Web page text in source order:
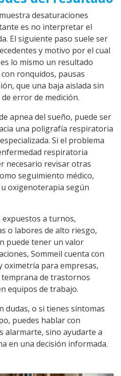
desaturaciones
es no interpretar el
El siguiente paso suele ser
y motivo por el cual
lo mismo un resultado
ronquidos, pausas
que una baja aislada sin
error de medición.
apnea del sueño, puede ser
una poligrafía respiratoria
Si el problema
respiratoria
necesario revisar otras
seguimiento médico,
oxigenoterapia según
expuestos a turnos,
o labores de alto riesgo,
puede tener un valor
Sommeil cuenta con
oximetría para empresas,
de trastornos
equipos de trabajo.
dudas, o si tienes síntomas
puedes hablar con
alarmarte, sino ayudarte a
en una decisión informada.